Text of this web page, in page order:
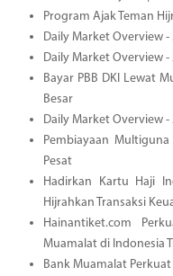
Program Ajak Teman
Daily Market Overview -
Daily Market Overview -
Bayar PBB DKI Lewat
Besar
Daily Market Overview -
Pembiayaan
Pesat
Hadirkan Kartu Haji
Hijrahkan Transaksi
Hainantiket.com
Muamalat di Indonesia
Bank Muamalat Perkuat